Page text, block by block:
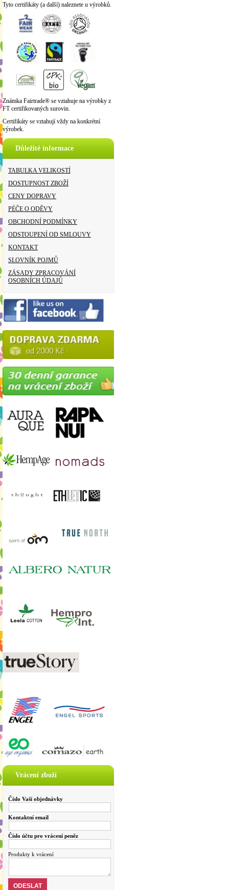
Tyto certifikáty (a další) naleznete u výrobků.
Známka Fairtrade® se vztahuje na výrobky z
FT certifikovaných surovin.
Certifikáty se vztahují vždy na konkrétní
výrobek.
Důležité informace
TABULKA VELIKOSTÍ
DOSTUPNOST ZBOŽÍ
CENY DOPRAVY
PÉČE O ODĚVY
OBCHODNÍ PODMÍNKY
ODSTOUPENÍ OD SMLOUVY
KONTAKT
SLOVNÍK POJMŮ
ZÁSADY ZPRACOVÁNÍ
OSOBNÍCH ÚDAJŮ
Vrácení zboží
Číslo Vaší objednávky
Kontaktní email
Číslo účtu pro vrácení peněz
Produkty k vrácení